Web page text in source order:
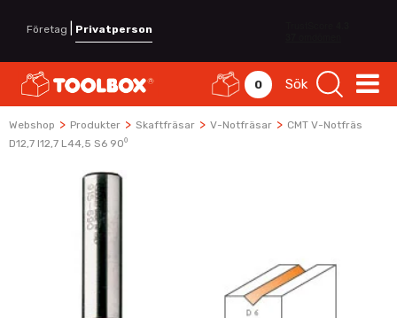
Företag Privatperson
0 Sök
Webshop > Produkter > Skaftfräsar > V-Notfräsar > CMT V-Notfräs
D12,7 I12,7 L44,5 S6 90⁰